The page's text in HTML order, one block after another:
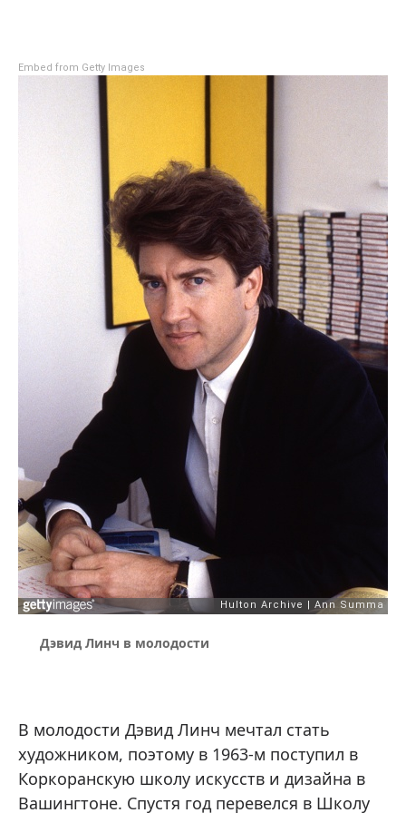
Embed from Getty Images
Дэвид Линч в молодости
В молодости Дэвид Линч мечтал стать
художником, поэтому в 1963-м поступил в
Коркоранскую школу искусств и дизайна в
Вашингтоне. Спустя год перевелся в Школу